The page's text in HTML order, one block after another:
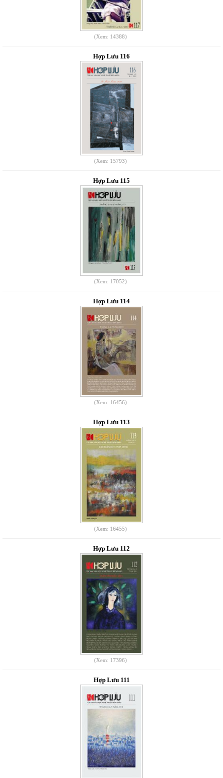
(Xem: 14388)
Hợp Lưu 116
(Xem: 15793)
Hợp Lưu 115
(Xem: 17052)
Hợp Lưu 114
(Xem: 16456)
Hợp Lưu 113
(Xem: 16455)
Hợp Lưu 112
(Xem: 17396)
Hợp Lưu 111